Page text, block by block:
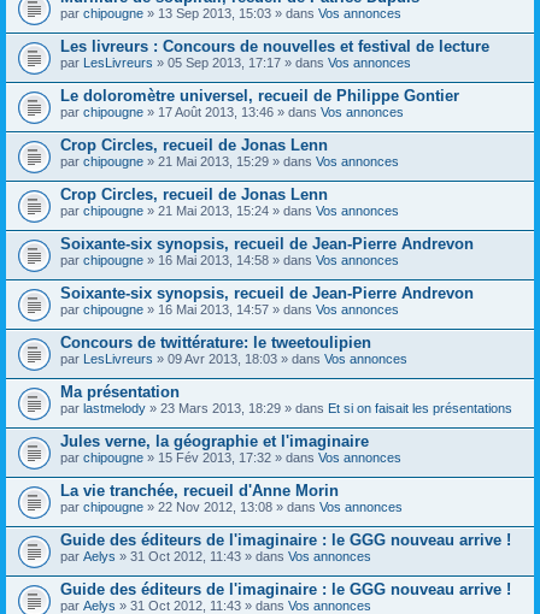
par chipougne » 13 Sep 2013, 15:03 » dans Vos annonces
Les livreurs : Concours de nouvelles et festival de lecture
par LesLivreurs » 05 Sep 2013, 17:17 » dans Vos annonces
Le doloromètre universel, recueil de Philippe Gontier
par chipougne » 17 Août 2013, 13:46 » dans Vos annonces
Crop Circles, recueil de Jonas Lenn
par chipougne » 21 Mai 2013, 15:29 » dans Vos annonces
Crop Circles, recueil de Jonas Lenn
par chipougne » 21 Mai 2013, 15:24 » dans Vos annonces
Soixante-six synopsis, recueil de Jean-Pierre Andrevon
par chipougne » 16 Mai 2013, 14:58 » dans Vos annonces
Soixante-six synopsis, recueil de Jean-Pierre Andrevon
par chipougne » 16 Mai 2013, 14:57 » dans Vos annonces
Concours de twittérature: le tweetoulipien
par LesLivreurs » 09 Avr 2013, 18:03 » dans Vos annonces
Ma présentation
par lastmelody » 23 Mars 2013, 18:29 » dans Et si on faisait les présentations
Jules verne, la géographie et l'imaginaire
par chipougne » 15 Fév 2013, 17:32 » dans Vos annonces
La vie tranchée, recueil d'Anne Morin
par chipougne » 22 Nov 2012, 13:08 » dans Vos annonces
Guide des éditeurs de l'imaginaire : le GGG nouveau arrive !
par Aelys » 31 Oct 2012, 11:43 » dans Vos annonces
Guide des éditeurs de l'imaginaire : le GGG nouveau arrive !
par Aelys » 31 Oct 2012, 11:43 » dans Vos annonces